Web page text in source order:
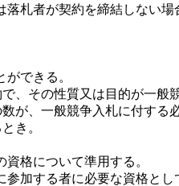
札者が契約を締結しない
できる。
その性質又は目的が一般
、一般競争入札に付する
き。
格について準用する。
加する者に必要な資格と